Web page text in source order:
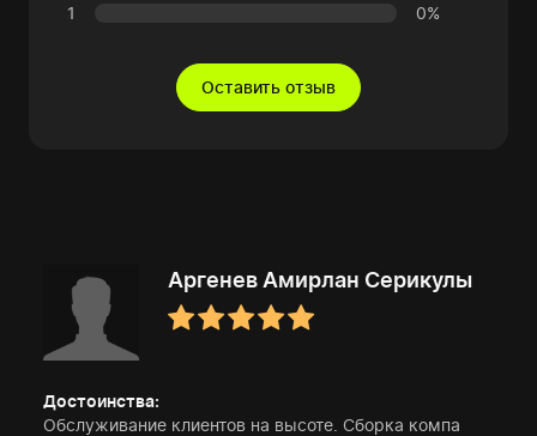
1 0%
Оставить отзыв
Аргенев Амирлан Серикулы
Достоинства:
Обслуживание клиентов на высоте. Сборка компа